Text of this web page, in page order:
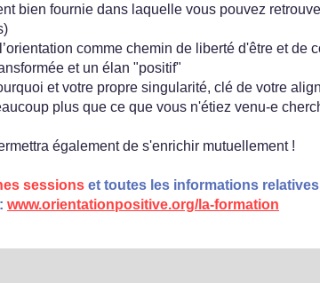
bien fournie dans laquelle vous pouvez
comme chemin de liberté d'être et de
et un élan "positif"
et votre propre singularité, clé de votre
plus que ce que vous n'étiez venu-e
également de s'enrichir mutuellement !
sessions et toutes les informations
www.orientationpositive.org/la-formation